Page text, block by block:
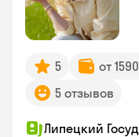
5 от
5 отзывов
Липецкий